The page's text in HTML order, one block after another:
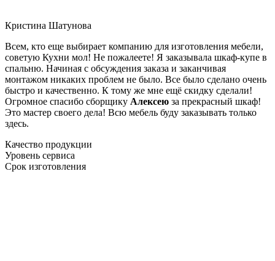
Кристина Шатунова
Всем, кто еще выбирает компанию для изготовления мебели,
советую Кухни мол! Не пожалеете! Я заказывала шкаф-купе в
спальню. Начиная с обсуждения заказа и заканчивая
монтажом никаких проблем не было. Все было сделано очень
быстро и качественно. К тому же мне ещё скидку сделали!
Огромное спасибо сборщику Алексею за прекрасный шкаф!
Это мастер своего дела! Всю мебель буду заказывать только
здесь.
Качество продукции
Уровень сервиса
Срок изготовления